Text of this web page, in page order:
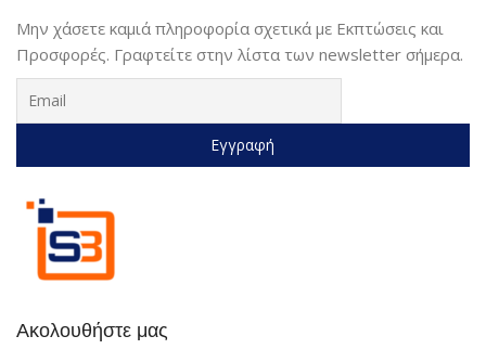
Ακολουθήστε μας
Μην χάσετε καμιά πληροφορία σχετικά με Εκπτώσεις και
Προσφορές. Γραφτείτε στην λίστα των newsletter σήμερα.